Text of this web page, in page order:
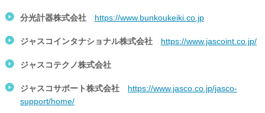
分光計器株式会社 https://www.bunkoukeiki.co.jp
ジャスコインタナショナル株式会社 https://www.jascoint.co.jp/
ジャスコテクノ株式会社
ジャスコサポート株式会社
https://www.jasco.co.jp/jasco-
support/home/